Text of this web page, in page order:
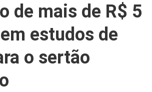
de mais de R$ 5
estudos de
o sertão